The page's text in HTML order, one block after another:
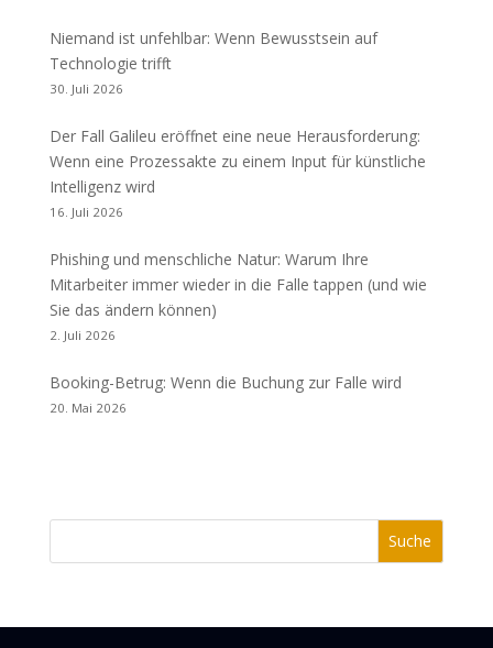
Niemand ist unfehlbar: Wenn Bewusstsein auf
Technologie trifft
30. Juli 2026
Der Fall Galileu eröffnet eine neue Herausforderung:
Wenn eine Prozessakte zu einem Input für künstliche
Intelligenz wird
16. Juli 2026
Phishing und menschliche Natur: Warum Ihre
Mitarbeiter immer wieder in die Falle tappen (und wie
Sie das ändern können)
2. Juli 2026
Booking-Betrug: Wenn die Buchung zur Falle wird
20. Mai 2026
Suche